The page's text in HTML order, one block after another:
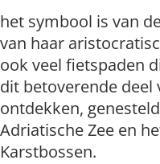
het symbool is van
van haar
ook veel fietspaden
dit betoverende deel
ontdekken,
Adriatische Zee en
Karstbossen.